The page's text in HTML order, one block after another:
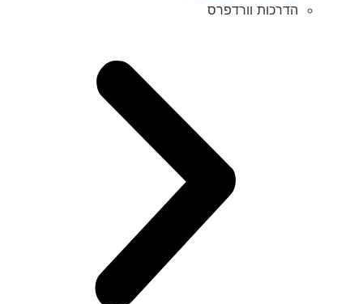
הדרכות וורדפרס